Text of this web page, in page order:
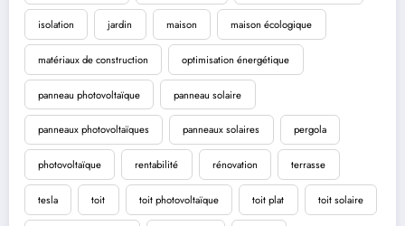
isolation jardin maison maison écologique
matériaux de construction optimisation énergétique
panneau photovoltaïque panneau solaire
panneaux photovoltaïques panneaux solaires pergola
photovoltaïque rentabilité rénovation terrasse
tesla toit toit photovoltaïque toit plat toit solaire